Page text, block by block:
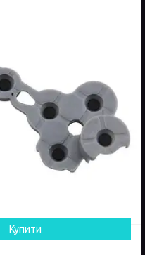
Купити